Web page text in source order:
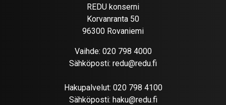
REDU konserni
Korvanranta 50
96300 Rovaniemi
Vaihde: 020 798 4000
Sähköposti: redu@redu.fi
Hakupalvelut: 020 798 4100
Sähköposti: haku@redu.fi